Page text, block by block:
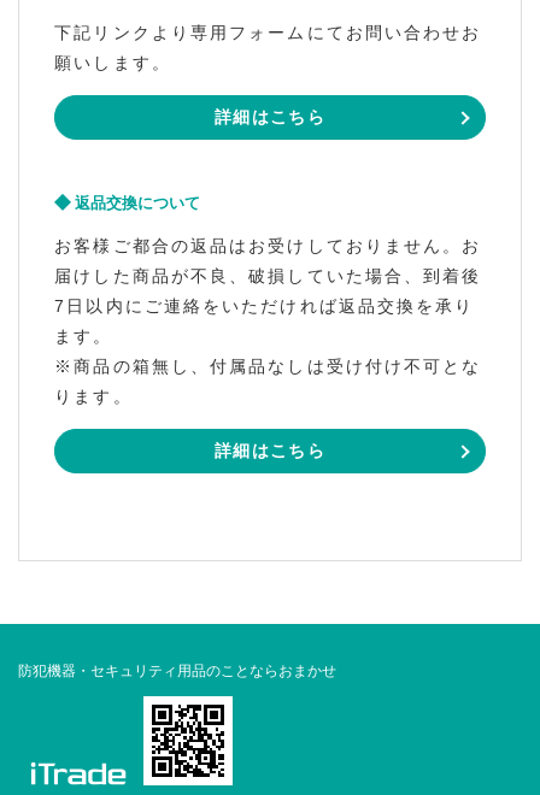
下記リンクより専用フォームにてお問い合わせお
願いします。
詳細はこちら
返品交換について
お客様ご都合の返品はお受けしておりません。お
届けした商品が不良、破損していた場合、到着後
7日以内にご連絡をいただければ返品交換を承り
ます。
※商品の箱無し、付属品なしは受け付け不可とな
ります。
詳細はこちら
防犯機器・セキュリティ用品のことならおまかせ